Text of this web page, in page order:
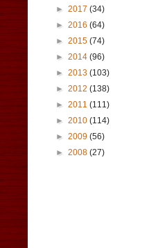
► 2017 (34)
► 2016 (64)
► 2015 (74)
► 2014 (96)
► 2013 (103)
► 2012 (138)
► 2011 (111)
► 2010 (114)
► 2009 (56)
► 2008 (27)